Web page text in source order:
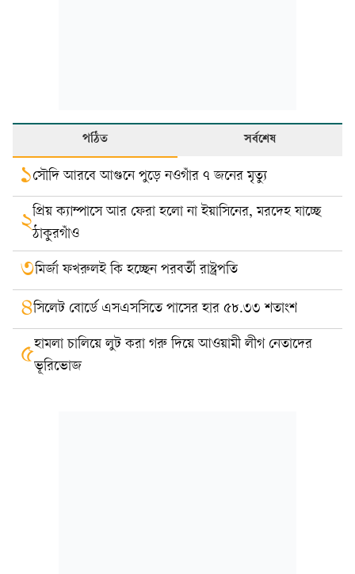
পঠিত সর্বশেষ
১সৌদি আরবে আগুনে পুড়ে নওগাঁর ৭ জনের মৃত্যু
২প্রিয় ক্যাম্পাসে আর ফেরা হলো না ইয়াসিনের, মরদেহ যাচ্ছে
ঠাকুরগাঁও
৩মির্জা ফখরুলই কি হচ্ছেন পরবর্তী রাষ্ট্রপতি
৪সিলেট বোর্ডে এসএসসিতে পাসের হার ৫৮.৩৩ শতাংশ
৫হামলা চালিয়ে লুট করা গরু দিয়ে আওয়ামী লীগ নেতাদের
ভূরিভোজ